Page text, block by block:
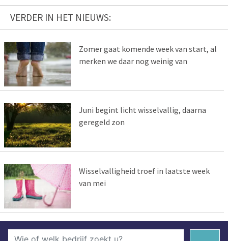
VERDER IN HET NIEUWS:
Zomer gaat komende week van start, al
merken we daar nog weinig van
Juni begint licht wisselvallig, daarna
geregeld zon
Wisselvalligheid troef in laatste week
van mei